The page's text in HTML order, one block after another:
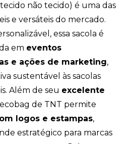
não tecido) é uma das
e versáteis do mercado.
essa sacola é
em eventos
e ações de marketing,
sustentável às sacolas
Além de seu excelente
ecobag de TNT permite
logos e estampas,
estratégico para marcas